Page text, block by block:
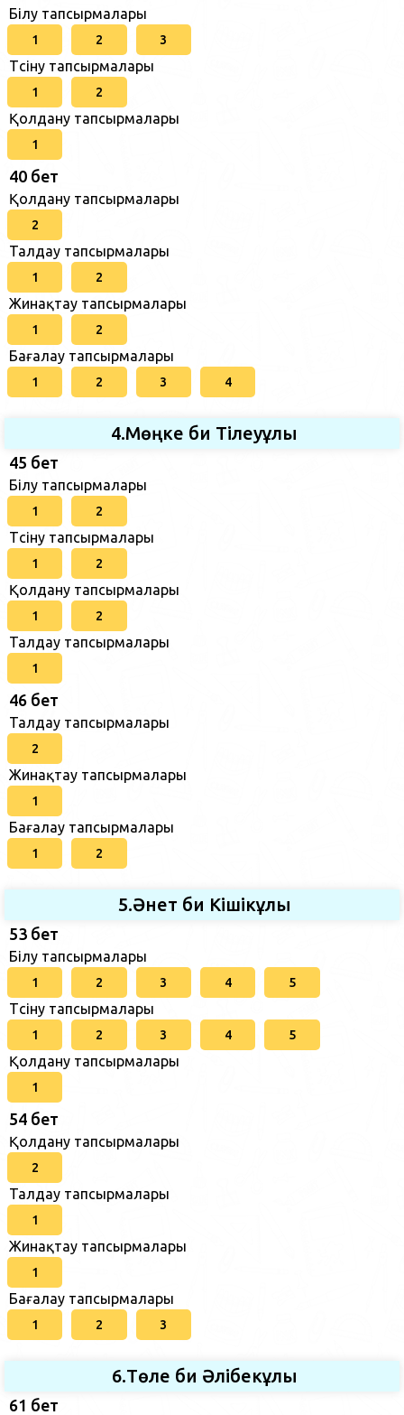
Білу тапсырмалары
1 2 3
Түсіну тапсырмалары
1 2
Қолдану тапсырмалары
1
40 бет
Қолдану тапсырмалары
2
Талдау тапсырмалары
1 2
Жинақтау тапсырмалары
1 2
Бағалау тапсырмалары
1 2 3 4
4.Мөңке би Тілеуұлы
45 бет
Білу тапсырмалары
1 2
Түсіну тапсырмалары
1 2
Қолдану тапсырмалары
1 2
Талдау тапсырмалары
1
46 бет
Талдау тапсырмалары
2
Жинақтау тапсырмалары
1
Бағалау тапсырмалары
1 2
5.Әнет би Кішікұлы
53 бет
Білу тапсырмалары
1 2 3 4 5
Түсіну тапсырмалары
1 2 3 4 5
Қолдану тапсырмалары
1
54 бет
Қолдану тапсырмалары
2
Талдау тапсырмалары
1
Жинақтау тапсырмалары
1
Бағалау тапсырмалары
1 2 3
6.Төле би Әлібекұлы
61 бет